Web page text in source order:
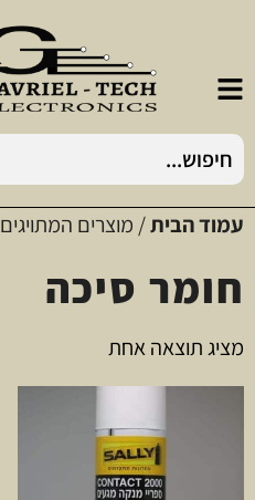
עמוד הבית/ מוצרים
חומר סיכה
מציג תוצאה אחת